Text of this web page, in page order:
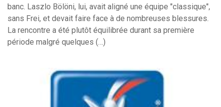
banc. Laszlo Bölöni, lui, avait aligné une équipe "classique",
sans Frei, et devait faire face à de nombreuses blessures.
La rencontre a été plutôt équilibrée durant sa première
période malgré quelques (…)